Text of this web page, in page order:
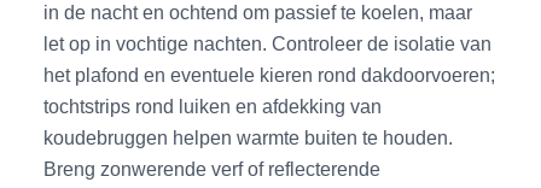
in de nacht en ochtend om passief te koelen, maar
let op in vochtige nachten. Controleer de isolatie van
het plafond en eventuele kieren rond dakdoorvoeren;
tochtstrips rond luiken en afdekking van
koudebruggen helpen warmte buiten te houden.
Breng zonwerende verf of reflecterende